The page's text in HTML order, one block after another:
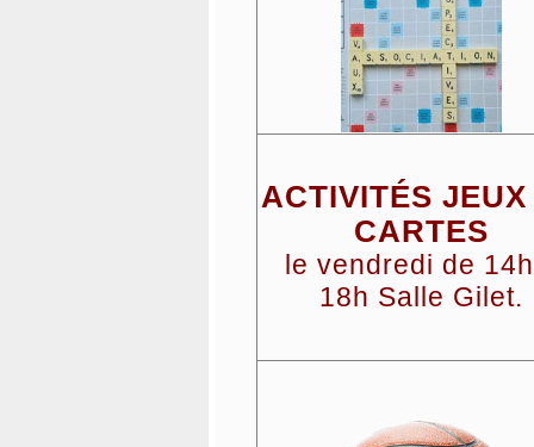
ACTIVITÉS JEUX
CARTES
le vendredi de
18h Salle Gilet.